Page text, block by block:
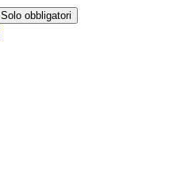
Solo obbligatori